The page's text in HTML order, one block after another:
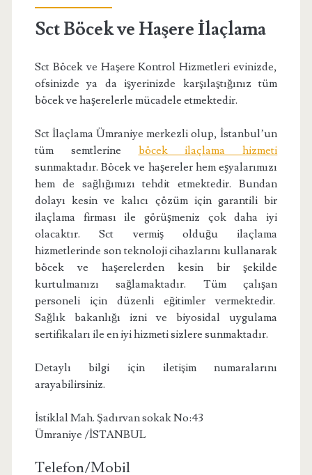
Sct Böcek ve Haşere İlaçlama
Sct Böcek ve Haşere Kontrol Hizmetleri evinizde,
ofsinizde ya da işyerinizde karşılaştığınız tüm
böcek ve haşerelerle mücadele etmektedir.
Sct İlaçlama Ümraniye merkezli olup, İstanbul’un
tüm semtlerine böcek ilaçlama hizmeti
sunmaktadır. Böcek ve haşereler hem eşyalarımızı
hem de sağlığımızı tehdit etmektedir. Bundan
dolayı kesin ve kalıcı çözüm için garantili bir
ilaçlama firması ile görüşmeniz çok daha iyi
olacaktır. Sct vermiş olduğu ilaçlama
hizmetlerinde son teknoloji cihazlarını kullanarak
böcek ve haşerelerden kesin bir şekilde
kurtulmanızı sağlamaktadır. Tüm çalışan
personeli için düzenli eğitimler vermektedir.
Sağlık bakanlığı izni ve biyosidal uygulama
sertifikaları ile en iyi hizmeti sizlere sunmaktadır.
Detaylı bilgi için iletişim numaralarını
arayabilirsiniz.
İstiklal Mah. Şadırvan sokak No:43
Ümraniye /İSTANBUL
Telefon/Mobil